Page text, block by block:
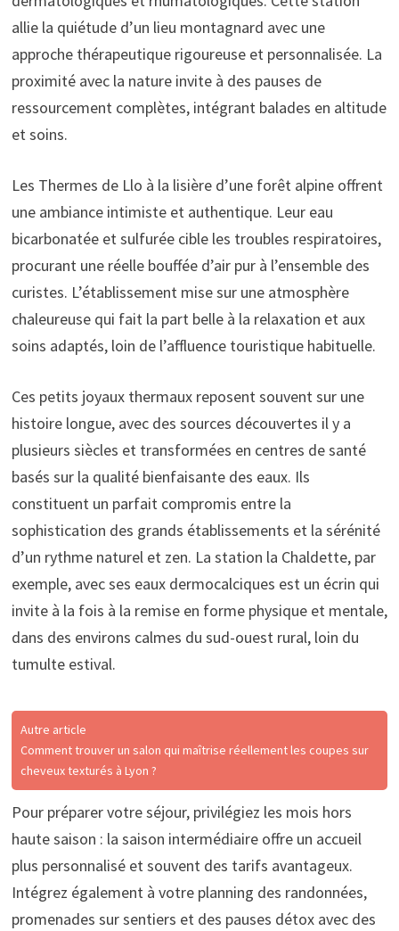
allie la quiétude d’un lieu montagnard avec une
approche thérapeutique rigoureuse et personnalisée. La
proximité avec la nature invite à des pauses de
ressourcement complètes, intégrant balades en altitude
et soins.
Les Thermes de Llo à la lisière d’une forêt alpine offrent
une ambiance intimiste et authentique. Leur eau
bicarbonatée et sulfurée cible les troubles respiratoires,
procurant une réelle bouffée d’air pur à l’ensemble des
curistes. L’établissement mise sur une atmosphère
chaleureuse qui fait la part belle à la relaxation et aux
soins adaptés, loin de l’affluence touristique habituelle.
Ces petits joyaux thermaux reposent souvent sur une
histoire longue, avec des sources découvertes il y a
plusieurs siècles et transformées en centres de santé
basés sur la qualité bienfaisante des eaux. Ils
constituent un parfait compromis entre la
sophistication des grands établissements et la sérénité
d’un rythme naturel et zen. La station la Chaldette, par
exemple, avec ses eaux dermocalciques est un écrin qui
invite à la fois à la remise en forme physique et mentale,
dans des environs calmes du sud-ouest rural, loin du
tumulte estival.
Autre article
Comment trouver un salon qui maîtrise réellement les coupes sur
cheveux texturés à Lyon ?
Pour préparer votre séjour, privilégiez les mois hors
haute saison : la saison intermédiaire offre un accueil
plus personnalisé et souvent des tarifs avantageux.
Intégrez également à votre planning des randonnées,
promenades sur sentiers et des pauses détox avec des